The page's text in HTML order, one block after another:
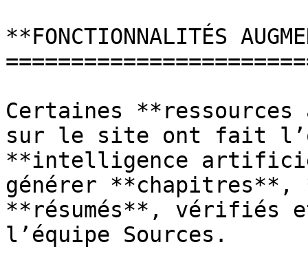
**FONCTIONNALITÉS
Certaines
sur le site ont fait
**intelligence
générer **chapitres**,
**résumés**, vérifiés
l’équipe Sources.